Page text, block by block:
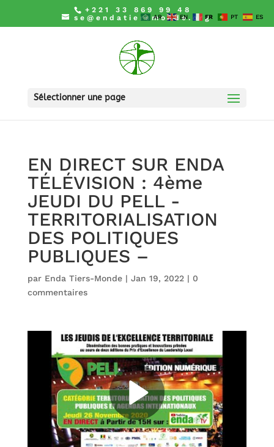
+221 33 869 99 48
se@endatiersmonde.org
Sélectionner une page
EN DIRECT SUR ENDA
TÉLÉVISION : 4ème
JEUDI DU PELL -
TERRITORIALISATION
DES POLITIQUES
PUBLIQUES –
par Enda Tiers-Monde| Jan 19, 2022| 0
commentaires
AR EN FR PT ES